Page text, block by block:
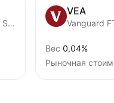
Vanguard Total International Stock ETF
VEA
Вес 0,04%
Рыночная